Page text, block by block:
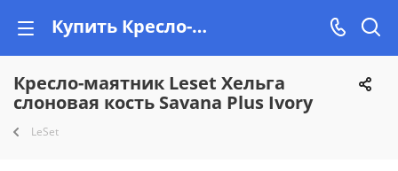
Купить Кресло-маятник Leset Хельга слоновая кость Savana Plus Ivory в Минске, рассрочка на Vishop.by
Кресло-маятник Leset Хельга
слоновая кость Savana Plus Ivory
LeSet